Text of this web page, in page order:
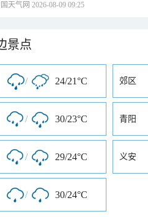
天气网 2026-08-09 09:25
景点
/ 24/21°C 郊区
/ 30/23°C 青阳
/ 29/24°C 义安
/ 30/24°C